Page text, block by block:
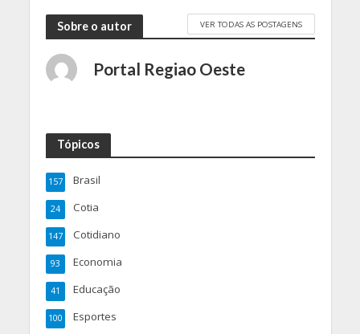
Sobre o autor VER TODAS AS POSTAGENS
Portal Regiao Oeste
Tópicos
Brasil
157
Cotia
24
Cotidiano
147
Economia
93
Educação
41
Esportes
100